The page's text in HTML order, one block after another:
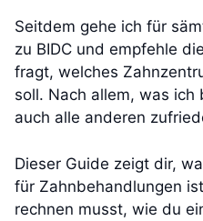
Seitdem gehe ich für
zu BIDC und empfehle
fragt, welches
soll. Nach allem, was
auch alle anderen
Dieser Guide zeigt dir,
für Zahnbehandlungen
rechnen musst, wie du